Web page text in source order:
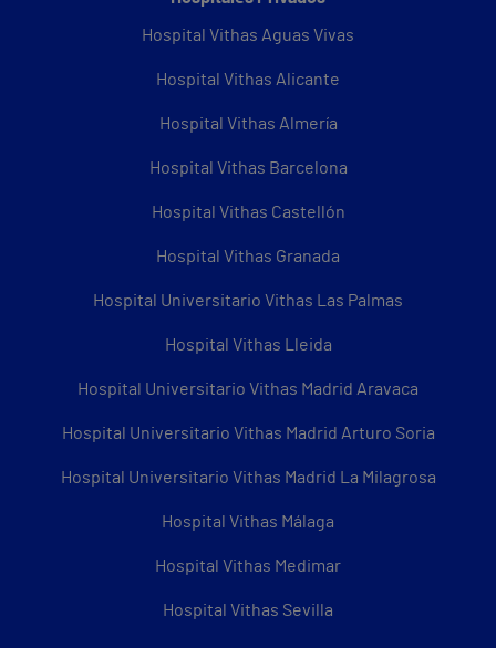
Hospital Vithas Aguas Vivas
Hospital Vithas Alicante
Hospital Vithas Almería
Hospital Vithas Barcelona
Hospital Vithas Castellón
Hospital Vithas Granada
Hospital Universitario Vithas Las Palmas
Hospital Vithas Lleida
Hospital Universitario Vithas Madrid Aravaca
Hospital Universitario Vithas Madrid Arturo Soria
Hospital Universitario Vithas Madrid La Milagrosa
Hospital Vithas Málaga
Hospital Vithas Medimar
Hospital Vithas Sevilla